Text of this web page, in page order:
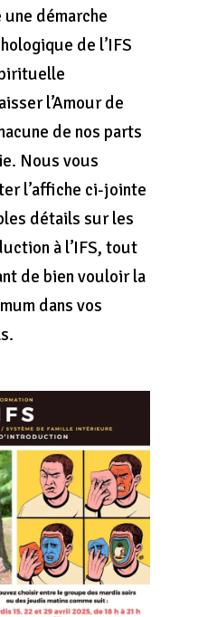
démarche
de l’IFS
l’Amour de
de nos parts
Nous vous
l’affiche ci-jointe
détails sur les
à l’IFS, tout
de bien vouloir la
dans vos